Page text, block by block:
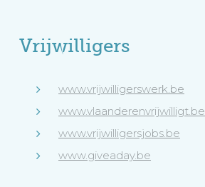
Vrijwilligers
www.vrijwilligerswerk.be
www.vlaanderenvrijwilligt.be
www.vrijwilligersjobs.be
www.giveaday.be